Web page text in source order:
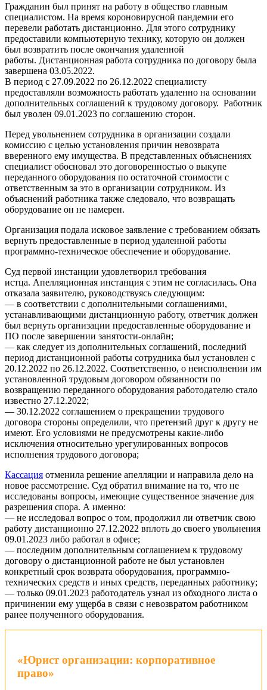
Гражданин был принят на работу в общество главным
специалистом. На время короновирусной пандемии его
перевели работать дистанционно. Для этого сотруднику
предоставили компьютерную технику, которую он должен
был возвратить после окончания удаленной
работы. Дистанционная работа сотрудника по договору была
завершена 03.05.2022.
В период с 27.09.2022 по 26.12.2022 специалисту
предоставляли возможность работать удаленно на основании
дополнительных соглашений к трудовому договору. Работник
был уволен 09.01.2023 по соглашению сторон.
Перед увольнением сотрудника в организации создали
комиссию с целью установления причин невозврата
вверенного ему имущества. В представленных объяснениях
специалист обосновал это договоренностью о выкупе
переданного оборудования по остаточной стоимости с
ответственным за это в организации сотрудником. Из
объяснений работника также следовало, что возвращать
оборудование он не намерен.
Организация подала исковое заявление с требованием обязать
вернуть предоставленные в период удаленной работы
программно-техническое обеспечение и оборудование.
Суд первой инстанции удовлетворил требования
истца. Апелляционная инстанция с этим не согласилась. Она
отказала заявителю, руководствуясь следующим:
— в соответствии с дополнительными соглашениями,
устанавливающими дистанционную работу, ответчик должен
был вернуть организации предоставленные оборудование и
ПО после завершении занятости-онлайн;
— как следует из дополнительных соглашений, последний
период дистанционной работы сотрудника был установлен с
20.12.2022 по 26.12.2022. Соответственно, о неисполнении им
установленной трудовым договором обязанности по
возвращению переданного оборудования работодателю стало
известно 27.12.2022;
— 30.12.2022 соглашением о прекращении трудового
договора стороны определили, что претензий друг к другу не
имеют. Его условиями не предусмотрены какие-либо
исключения относительно урегулированных вопросов
исполнения трудового договора;
Кассация отменила решение апелляции и направила дело на
новое рассмотрение. Суд обратил внимание на то, что не
исследованы вопросы, имеющие существенное значение для
разрешения спора. А именно:
— не исследовал вопрос о том, продолжил ли ответчик свою
работу дистанционно 27.12.2022 вплоть до своего увольнения
09.01.2023 либо работал в офисе;
— последним дополнительным соглашением к трудовому
договору о дистанционной работе не был установлен
конкретный срок возврата оборудования, программно-
технических средств и иных средств, переданных работнику;
— только 09.01.2023 работодатель узнал из обходного листа о
причинении ему ущерба в связи с невозвратом работником
ранее полученного оборудования.
«Юрист организации: корпоративное
право»